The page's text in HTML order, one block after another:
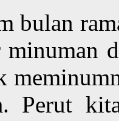
bulan
minuman
Perut